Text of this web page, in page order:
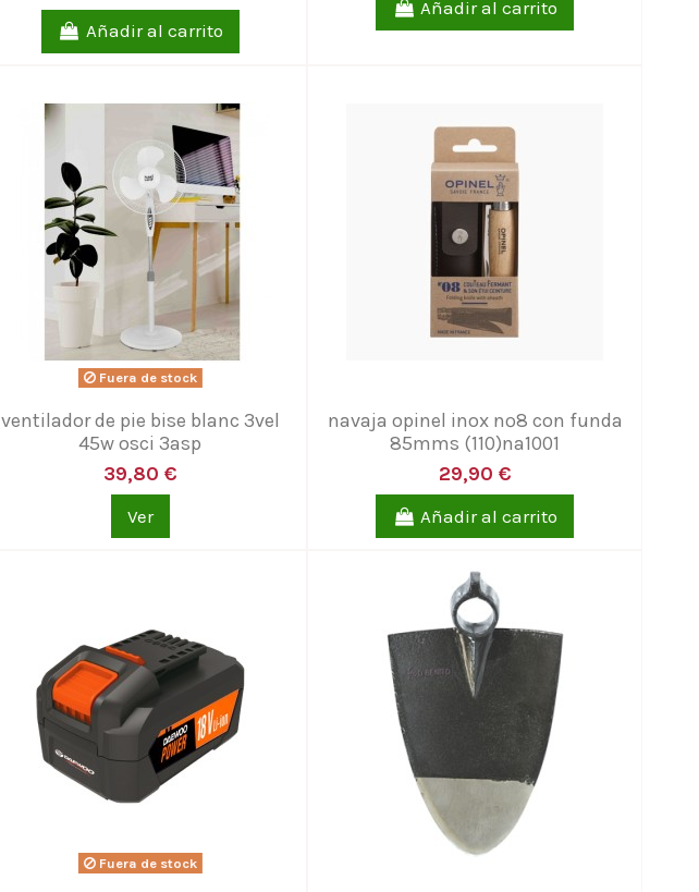
Añadir al carrito
Añadir al carrito
Fuera de stock
ventilador de pie bise blanc 3vel
45w osci 3asp
39,80 €
Ver
navaja opinel inox nº8 con funda
85mms (110)na1001
29,90 €
Añadir al carrito
Fuera de stock